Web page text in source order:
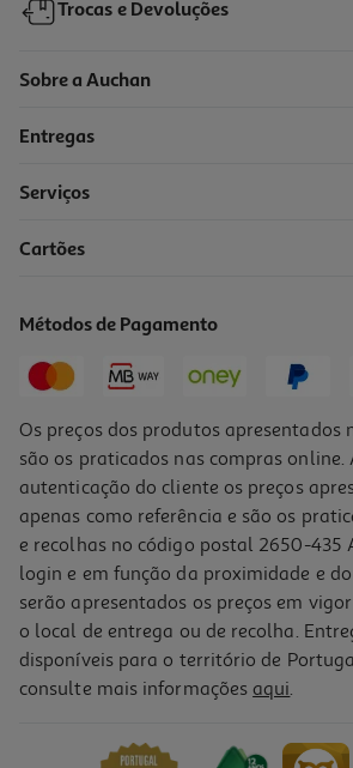
Camara Aventura Akaso Brave 8 Sport Kit
Trocas e Devoluções
Sobre a Auchan
Entregas
Serviços
Cartões
Métodos de Pagamento
Os preços dos produtos apresentados
são os praticados nas compras online.
autenticação do cliente os preços
apenas como referência e são os
e recolhas no código postal 2650-435
login e em função da proximidade e
serão apresentados os preços em
o local de entrega ou de recolha.
disponíveis para o território de
consulte mais informações aqui.